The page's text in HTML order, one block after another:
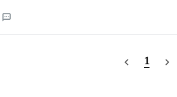
Thingspeak, Web Server, Xively ...각각
textsms
navigate_before 1 navigate_next